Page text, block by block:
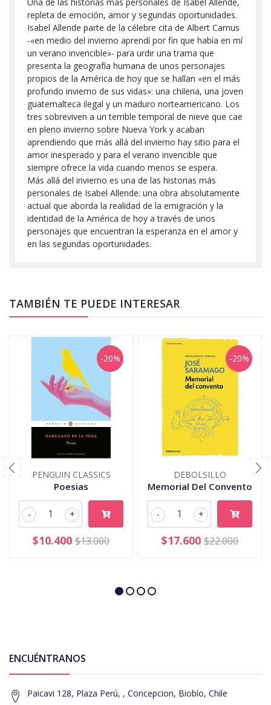
repleta de emoción, amor y segundas oportunidades.
Isabel Allende parte de la célebre cita de Albert Camus
-«en medio del invierno aprendí por fin que había en mí
un verano invencible»- para urdir una trama que
presenta la geografía humana de unos personajes
propios de la América de hoy que se hallan «en el más
profundo invierno de sus vidas»: una chilena, una joven
guatemalteca ilegal y un maduro norteamericano. Los
tres sobreviven a un terrible temporal de nieve que cae
en pleno invierno sobre Nueva York y acaban
aprendiendo que más allá del invierno hay sitio para el
amor inesperado y para el verano invencible que
siempre ofrece la vida cuando menos se espera.
Más allá del invierno es una de las historias más
personales de Isabel Allende: una obra absolutamente
actual que aborda la realidad de la emigración y la
identidad de la América de hoy a través de unos
personajes que encuentran la esperanza en el amor y
en las segundas oportunidades.
TAMBIÉN TE PUEDE INTERESAR
-20%
PENGUIN CLASSICS
Poesias
+
-
$10.400 $13.000
-20%
DEBOLSILLO
Memorial Del Convento
+
-
$17.600 $22.000
ENCUÉNTRANOS
Paicavi 128, Plaza Perú, , Concepcion, Biobío, Chile